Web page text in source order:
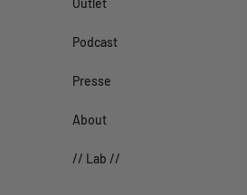
Outlet
Podcast
Presse
About
// Lab //